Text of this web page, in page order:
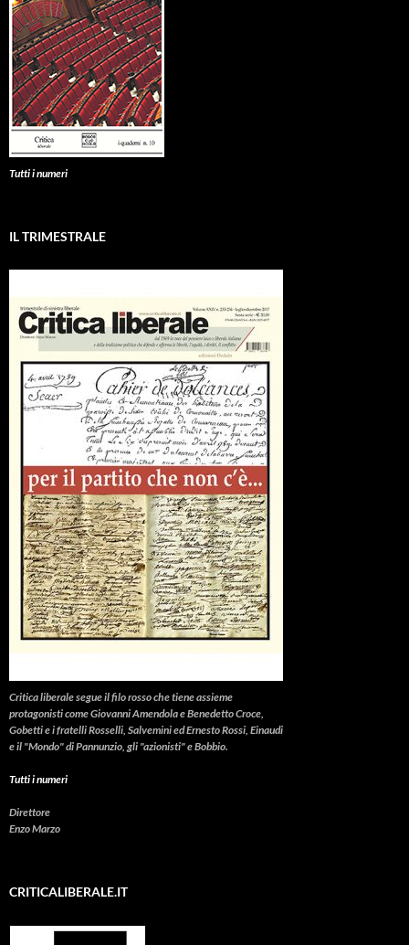
Tutti i numeri
IL TRIMESTRALE
Critica liberalesegue il filo rosso che tiene assieme
protagonisti come Giovanni Amendola e Benedetto Croce,
Gobetti e i fratelli Rosselli, Salvemini ed Ernesto Rossi, Einaudi
e il "Mondo" di Pannunzio, gli "azionisti" e Bobbio.
Tutti i numeri
Direttore
Enzo Marzo
CRITICALIBERALE.IT